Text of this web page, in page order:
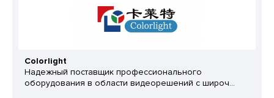
Colorlight
Надежный поставщик профессионального
оборудования в области видеорешений с широч...